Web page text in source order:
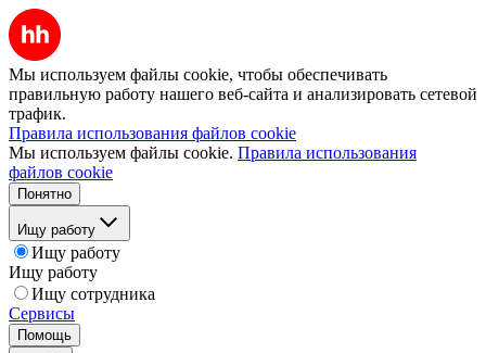
Мы используем файлы cookie, чтобы обеспечивать
правильную работу нашего веб-сайта и анализировать сетевой
трафик.
Правила использования файлов cookie
Мы используем файлы cookie. Правила использования
файлов cookie
Понятно
Ищу работу
Ищу работу
Ищу работу
Ищу сотрудника
Сервисы
Помощь